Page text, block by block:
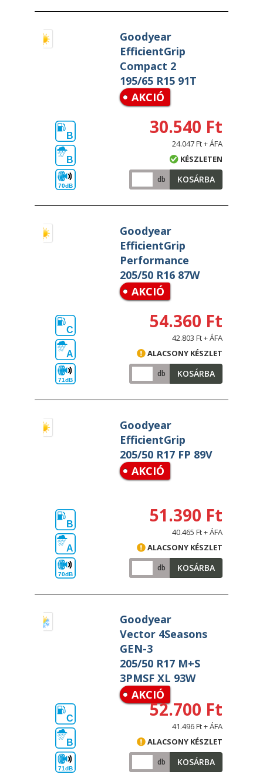
Goodyear
EfficientGrip
Compact 2
195/65 R15 91T
AKCIÓ
B
B
70dB
30.540 Ft
24.047 Ft + ÁFA
KÉSZLETEN
db KOSÁRBA
Goodyear
EfficientGrip
Performance
205/50 R16 87W
AKCIÓ
C
A
71dB
54.360 Ft
42.803 Ft + ÁFA
ALACSONY KÉSZLET
db KOSÁRBA
Goodyear
EfficientGrip
205/50 R17 FP 89V
AKCIÓ
B
A
70dB
51.390 Ft
40.465 Ft + ÁFA
ALACSONY KÉSZLET
db KOSÁRBA
Goodyear
Vector 4Seasons
GEN-3
205/50 R17 M+S
3PMSF XL 93W
AKCIÓ
C
B
71dB
52.700 Ft
41.496 Ft + ÁFA
ALACSONY KÉSZLET
db KOSÁRBA